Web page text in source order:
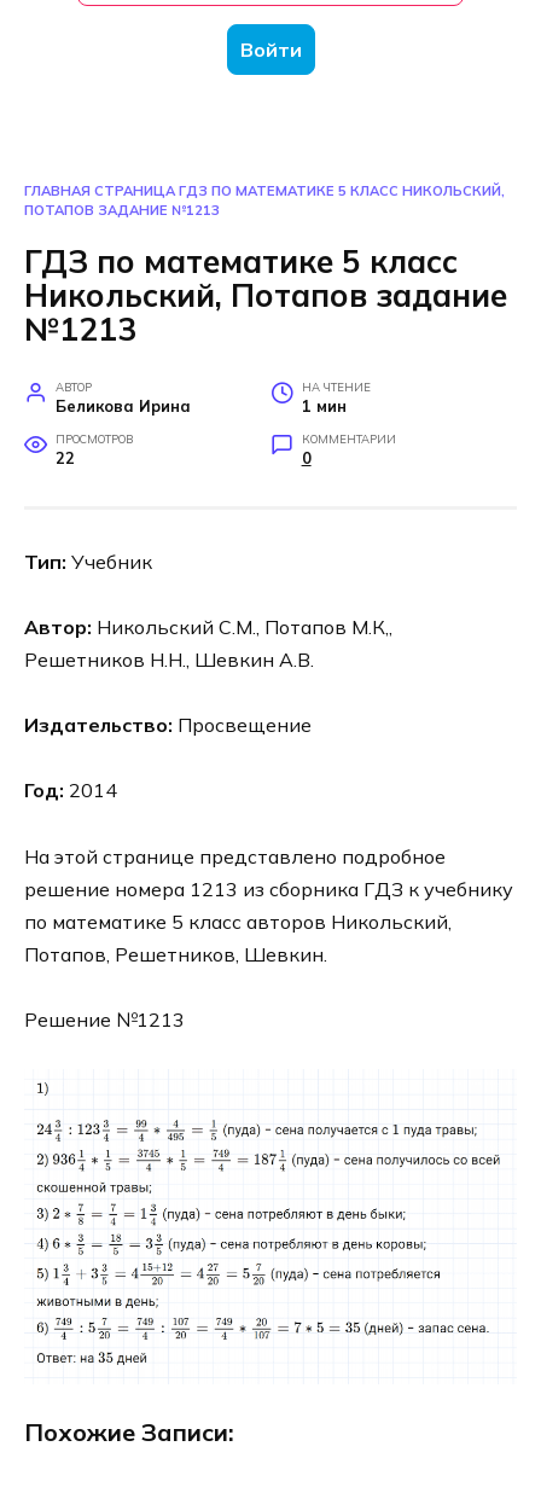
Войти
ГЛАВНАЯ СТРАНИЦА ГДЗ ПО МАТЕМАТИКЕ 5 КЛАСС НИКОЛЬСКИЙ,
ПОТАПОВ ЗАДАНИЕ №1213
ГДЗ по математике 5 класс
Никольский, Потапов задание
№1213
АВТОР
Беликова Ирина
НА ЧТЕНИЕ
1 мин
ПРОСМОТРОВ
22
КОММЕНТАРИИ
0
Тип: Учебник
Автор: Никольский С.М., Потапов М.К,,
Решетников Н.Н., Шевкин А.В.
Издательство: Просвещение
Год: 2014
На этой странице представлено подробное
решение номера 1213 из сборника ГДЗ к учебнику
по математике 5 класс авторов Никольский,
Потапов, Решетников, Шевкин.
Решение №1213
Похожие Записи: